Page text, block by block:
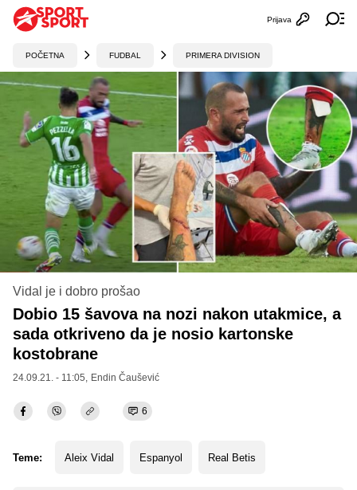
Otvori
Prijava
POČETNA FUDBAL PRIMERA DIVISION
Vidal je i dobro prošao
Dobio 15 šavova na nozi nakon utakmice, a
sada otkriveno da je nosio kartonske
kostobrane
24.09.21. - 11:05, Endin Čaušević
6
Teme: Aleix Vidal Espanyol Real Betis